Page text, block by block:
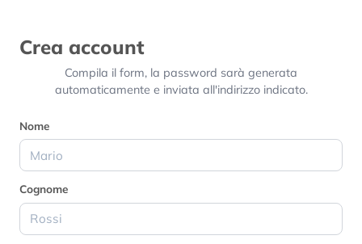
Crea account
Compila il form, la password sarà generata
automaticamente e inviata all'indirizzo indicato.
Nome
Cognome